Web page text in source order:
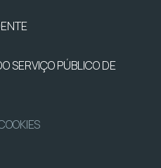
SERVIÇO PÚBLICO DE